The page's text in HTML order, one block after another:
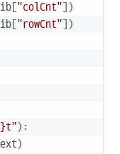
["colCnt"] )
["rowCnt"] )
) :
)